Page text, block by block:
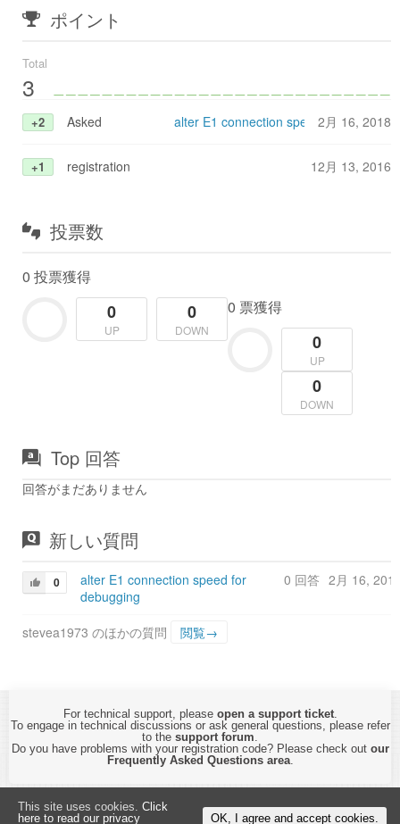
ポイント
Total
3
+2 2月 16, 2018
Asked alter E1 connection speed for
+1 12月 13, 2016
registration
投票数
0 投票獲得
0
UP
0
DOWN
0 票獲得
0
UP
0
DOWN
Top 回答
回答がまだありません
新しい質問
0 2月 16,
0 回答
alter E1 connection speed for
debugging
stevea1973 のほかの質問
閲覧→
For technical support, please open a support ticket.
To engage in technical discussions or ask general questions, please refer
to the support forum
Do you have problems with your registration code? Please check out our
Frequently Asked Questions area.
By using this website, you are accepting itsPrivacy Policy and Terms of Use.
This site uses cookies. Click
here to read our privacy
OK, I agree and accept cookies.